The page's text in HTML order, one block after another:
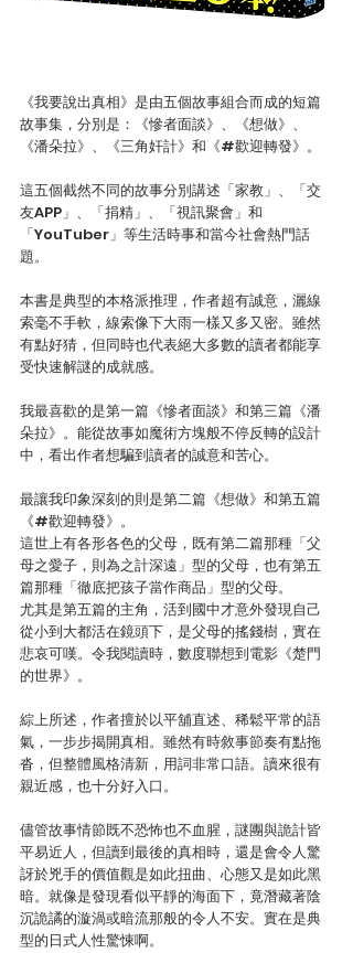
《我要說出真相》是由五個故事組合而成的短篇
故事集，分別是：《慘者面談》、《想做》、
《潘朵拉》、《三角奸計》和《#歡迎轉發》。
這五個截然不同的故事分別講述「家教」、「交
友APP」、「捐精」、「視訊聚會」和
「YouTuber」等生活時事和當今社會熱門話
題。
本書是典型的本格派推理，作者超有誠意，灑線
索毫不手軟，線索像下大雨一樣又多又密。雖然
有點好猜，但同時也代表絕大多數的讀者都能享
受快速解謎的成就感。
我最喜歡的是第一篇《慘者面談》和第三篇《潘
朵拉》。能從故事如魔術方塊般不停反轉的設計
中，看出作者想騙到讀者的誠意和苦心。
最讓我印象深刻的則是第二篇《想做》和第五篇
《#歡迎轉發》。
這世上有各形各色的父母，既有第二篇那種「父
母之愛子，則為之計深遠」型的父母，也有第五
篇那種「徹底把孩子當作商品」型的父母。
尤其是第五篇的主角，活到國中才意外發現自己
從小到大都活在鏡頭下，是父母的搖錢樹，實在
悲哀可嘆。令我閱讀時，數度聯想到電影《楚門
的世界》。
綜上所述，作者擅於以平舖直述、稀鬆平常的語
氣，一步步揭開真相。雖然有時敘事節奏有點拖
沓，但整體風格清新，用詞非常口語。讀來很有
親近感，也十分好入口。
儘管故事情節既不恐怖也不血腥，謎團與詭計皆
平易近人，但讀到最後的真相時，還是會令人驚
訝於兇手的價值觀是如此扭曲、心態又是如此黑
暗。就像是發現看似平靜的海面下，竟潛藏著陰
沉詭譎的漩渦或暗流那般的令人不安。實在是典
型的日式人性驚悚啊。